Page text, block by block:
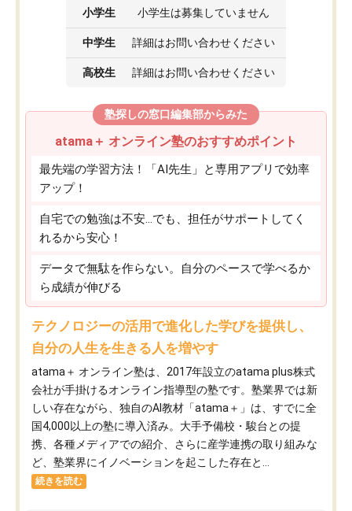
小学生 小学生は募集していません
中学生 詳細はお問い合わせください
高校生 詳細はお問い合わせください
塾探しの窓口編集部からみた
atama＋ オンライン塾のおすすめポイント
最先端の学習方法！「AI先生」と専用アプリで効率
アップ！
自宅での勉強は不安…でも、担任がサポートしてく
れるから安心！
データで無駄を作らない。自分のペースで学べるか
ら成績が伸びる
テクノロジーの活用で進化した学びを提供し、
自分の人生を生きる人を増やす
atama＋ オンライン塾は、2017年設立のatama plus株式
会社が手掛けるオンライン指導型の塾です。塾業界では新
しい存在ながら、独自のAI教材「atama＋」は、すでに全
国4,000以上の塾に導入済み。大手予備校・駿台との提
携、各種メディアでの紹介、さらに産学連携の取り組みな
ど、塾業界にイノベーションを起こした存在と...
続きを読む